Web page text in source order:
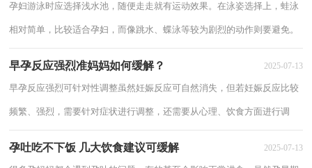
孕妇游泳时应选择浅水池，随便走走就有运动效果。在泳姿选择上，蛙泳
相对简单，比较适合孕妇，而像跳水、蝶泳等较为剧烈的动作则要避免。
早孕反应强烈准妈妈如何缓解？ 2025-07-13
早孕反应强烈可针对性调整虽然妊娠反应可自然消失，但若妊娠反应比较
频繁、强烈，需要针对症状进行调整，还需要从心理、饮食方面进行调
孕吐吃不下饭 几大饮食建议可缓解 2025-07-13